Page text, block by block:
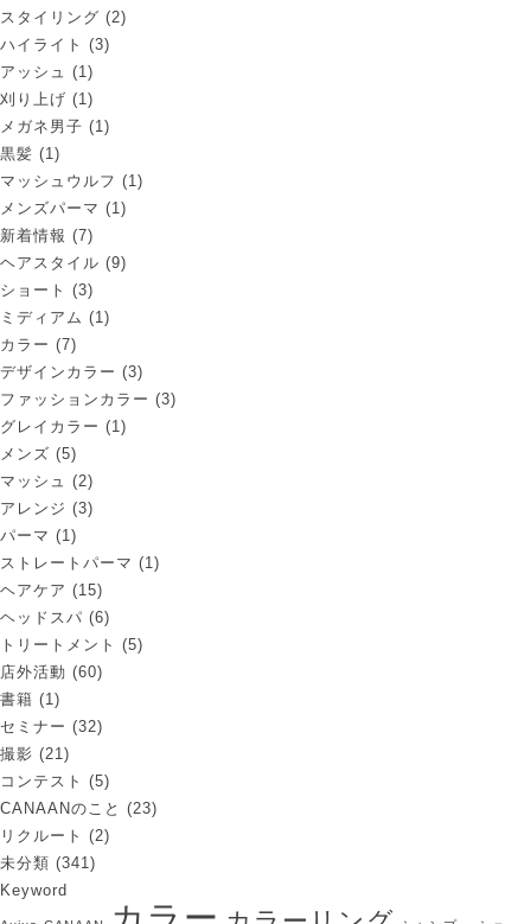
スタイリング (2)
ハイライト (3)
アッシュ
(1)
刈り上げ (1)
メガネ男子 (1)
黒髪 (1)
マッシュウルフ (1)
メンズパーマ (1)
新着情報 (7)
ヘアスタイル (9)
ショート (3)
ミディアム (1)
カラー (7)
デザインカラー (3)
ファッションカラー (3)
グレイカラー (1)
メンズ (5)
マッシュ
(2)
アレンジ (3)
パーマ (1)
ストレートパーマ (1)
ヘアケア (15)
ヘッドスパ (6)
トリートメント (5)
店外活動 (60)
書籍 (1)
セミナー (32)
撮影 (21)
コンテスト (5)
CANAANのこと (23)
リクルート (2)
未分類 (341)
Keyword